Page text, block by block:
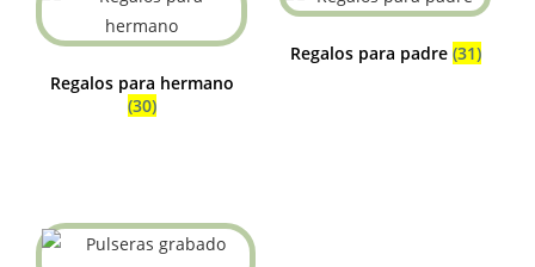
Regalos para hermano
(30)
Regalos para padre (31)